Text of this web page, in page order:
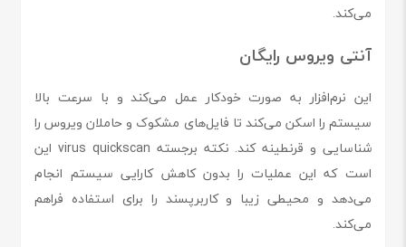
می‌کند.
آنتی ویروس رایگان
این نرم‌افزار به صورت خودکار عمل می‌کند و با سرعت بالا
سیستم را اسکن می‌کند تا فایل‌های مشکوک و حاملان ویروس را
شناسایی و قرنطینه کند. نکته برجسته virus quickscan این
است که این عملیات را بدون کاهش کارایی سیستم انجام
می‌دهد و محیطی زیبا و کاربرپسند را برای استفاده فراهم
می‌کند.